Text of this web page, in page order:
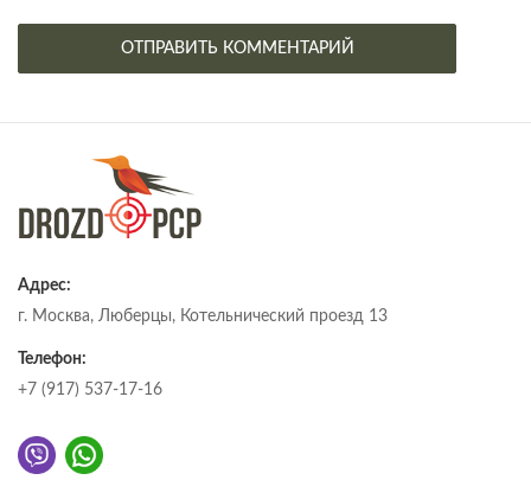
Адрес:
г. Москва, Люберцы, Котельнический проезд 13
Телефон:
+7 (917) 537-17-16